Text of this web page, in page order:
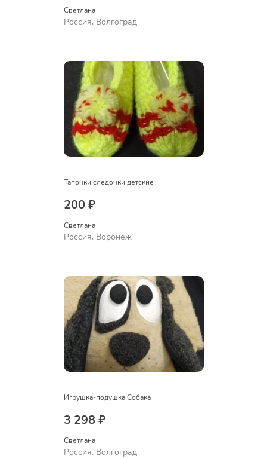
Светлана
Россия, Волгоград
Тапочки следочки детские
200 ₽
Светлана
Россия, Воронеж
Игрушка-подушка Собака
3 298 ₽
Светлана
Россия, Волгоград